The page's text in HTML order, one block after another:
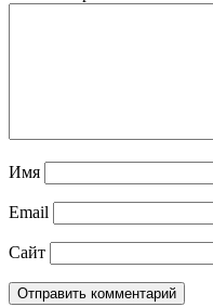
Имя
Email
Сайт